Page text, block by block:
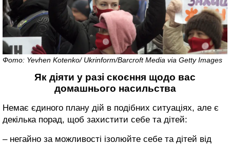
Фото: Yevhen Kotenko/ Ukrinform/Barcroft Media via Getty Images
Як діяти у разі скоєння щодо вас
домашнього насильства
Немає єдиного плану дій в подібних ситуаціях, але є
декілька порад, щоб захистити себе та дітей:
– негайно за можливості ізолюйте себе та дітей від